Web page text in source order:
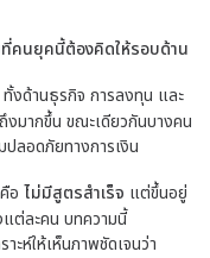
คนยุคนี้ต้องคิดให้รอบด้าน
งด้านธุรกิจ การลงทุน และ
งมากขึ้น ขณะเดียวกันบางคน
ลอดภัยทางการเงิน
อ ไม่มีสูตรสำเร็จ แต่ขึ้นอยู่
แต่ละคน บทความนี้
ห์ให้เห็นภาพชัดเจนว่า